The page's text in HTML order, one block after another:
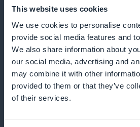
This website uses cookies
We use cookies to personalise
provide social media features and
We also share information about
our social media, advertising and
may combine it with other
provided to them or that they’ve
of their services.
Lähetä muistutuksia ja ilmoituksia
vähentämiseksi ja matkailijoiden
parantamiseksi
Kanta-asiakasohjelma